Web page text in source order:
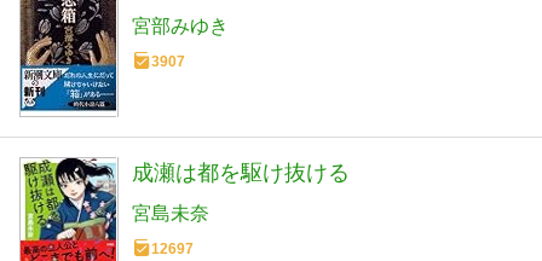
宮部みゆき
3907
成瀬は都を駆け抜ける
宮島未奈
12697